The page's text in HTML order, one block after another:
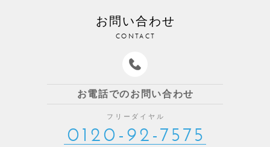
お問い合わせ
CONTACT
お電話でのお問い合わせ
フリーダイヤル
0120-92-7575